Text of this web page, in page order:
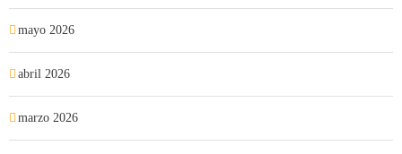
mayo 2026
abril 2026
marzo 2026